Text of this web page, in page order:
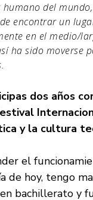
del
encontrar un
en el medio/
ha sido moverse
dos años
y la cultura
el
hoy, tengo
bachillerato y